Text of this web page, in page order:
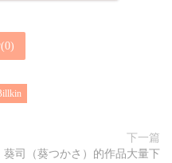
0)
下一篇
葵司（葵つかさ）的作品大量下